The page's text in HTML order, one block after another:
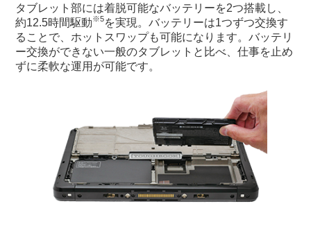
タブレット部には着脱可能なバッテリーを2つ搭載し、
約12.5時間駆動※5を実現。バッテリーは1つずつ交換す
ることで、ホットスワップも可能になります。バッテリ
ー交換ができない一般のタブレットと比べ、仕事を止め
ずに柔軟な運用が可能です。